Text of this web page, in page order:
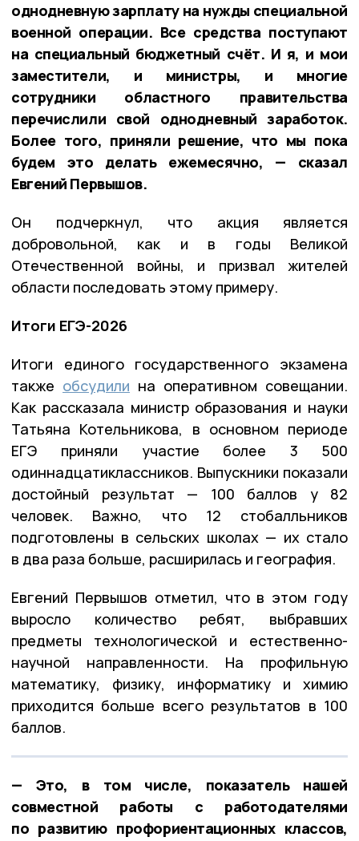
однодневную зарплату на нужды специальной
военной операции. Все средства поступают
на специальный бюджетный счёт. И я, и мои
заместители, и министры, и многие
сотрудники областного правительства
перечислили свой однодневный заработок.
Более того, приняли решение, что мы пока
будем это делать ежемесячно, — сказал
Евгений Первышов.
Он подчеркнул, что акция является
добровольной, как и в годы Великой
Отечественной войны, и призвал жителей
области последовать этому примеру.
Итоги ЕГЭ-2026
Итоги единого государственного экзамена
также обсудили на оперативном совещании.
Как рассказала министр образования и науки
Татьяна Котельникова, в основном периоде
ЕГЭ приняли участие более 3 500
одиннадцатиклассников. Выпускники показали
достойный результат — 100 баллов у 82
человек. Важно, что 12 стобалльников
подготовлены в сельских школах — их стало
в два раза больше, расширилась и география.
Евгений Первышов отметил, что в этом году
выросло количество ребят, выбравших
предметы технологической и естественно-
научной направленности. На профильную
математику, физику, информатику и химию
приходится больше всего результатов в 100
баллов.
— Это, в том числе, показатель нашей
совместной работы с работодателями
по развитию профориентационных классов,